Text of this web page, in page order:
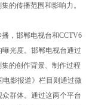
的传播范围和影响力。
，邯郸电视台和CCTV6
光度。邯郸电视台通过
的创作背景、制作过程
电影报道》栏目则通过微
群体。通过这两个平台